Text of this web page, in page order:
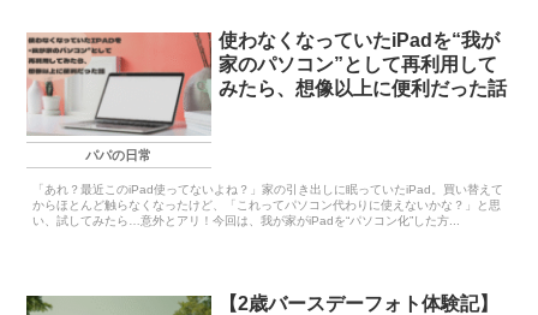
パパの日常
使わなくなっていたiPadを“我が
家のパソコン”として再利用して
みたら、想像以上に便利だった話
「あれ？最近このiPad使ってないよね？」家の引き出しに眠っていたiPad。買い替えて
からほとんど触らなくなったけど、「これってパソコン代わりに使えないかな？」と思
い、試してみたら…意外とアリ！今回は、我が家がiPadを“パソコン化”した方...
【2歳バースデーフォト体験記】